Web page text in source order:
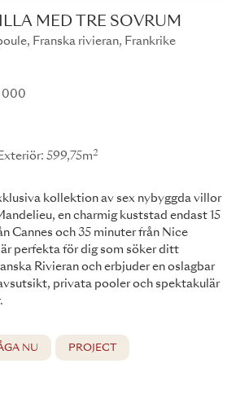
MED TRE SOVRUM
Franska rivieran, Frankrike
000
Exteriör: 599,75m2
kollektion av sex nybyggda villor
en charmig kuststad endast 15
Cannes och 35 minuter från Nice
perfekta för dig som söker ditt
Rivieran och erbjuder en oslagbar
privata pooler och spektakulär
NU PROJECT